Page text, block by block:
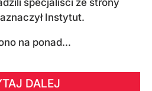
Instytut.
na ponad...
DALEJ